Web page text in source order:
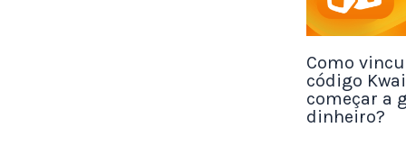
gerados
de
Como
código
começar a
dinheiro?